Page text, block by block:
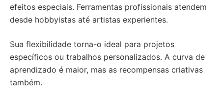
efeitos especiais. Ferramentas profissionais atendem
desde hobbyistas até artistas experientes.
Sua flexibilidade torna-o ideal para projetos
específicos ou trabalhos personalizados. A curva de
aprendizado é maior, mas as recompensas criativas
também.